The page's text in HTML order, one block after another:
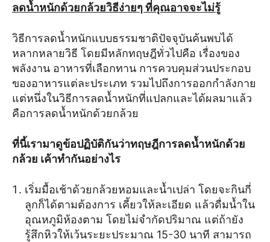
ลดน้ำหนักด้วยกล้วยวิธีง่ายๆ ที่คุณอาจจะไม่รู้
วิธีการลดน้ำหนักแบบธรรมชาติปัจจุบันค้นพบได้
หลากหลายวิธี โดยมีหลักทฤษฎีทั่วไปคือ เรื่องของ
พลังงาน อาหารที่เลือกทาน การควบคุมส่วนประกอบ
ของอาหารแต่ละประเภท รวมไปถึงการออกกำลังกาย
แต่หนึ่งในวิธีการลดน้ำหนักที่แปลกและได้ผลมาแล้ว
คือการลดน้ำหนักด้วยกล้วย
ที่นี้เรามาดูข้อปฏิบัติกันว่าทฤษฎีการลดน้ำหนักด้วย
กล้วย เค้าทำกันอย่างไร
เริ่มมื้อเช้าด้วยกล้วยหอมและน้ำเปล่า โดยจะกินกี่
ลูกก็ได้ตามต้องการ เคี้ยวให้ละเอียด แล้วดื่มน้ำใน
อุณหภูมิห้องตาม โดยไม่จำกัดปริมาณ แต่ถ้ายัง
รู้สึกหิวให้เว้นระยะประมาณ 15-30 นาที สามารถ